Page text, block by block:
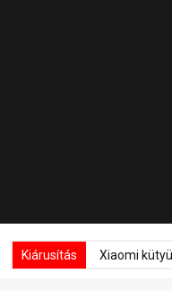
Kiárusítás Xiaomi